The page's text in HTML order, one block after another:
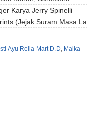
Karya Jerry Spinelli
(Jejak Suram Masa
Ayu Rella Mart D.D, Malka